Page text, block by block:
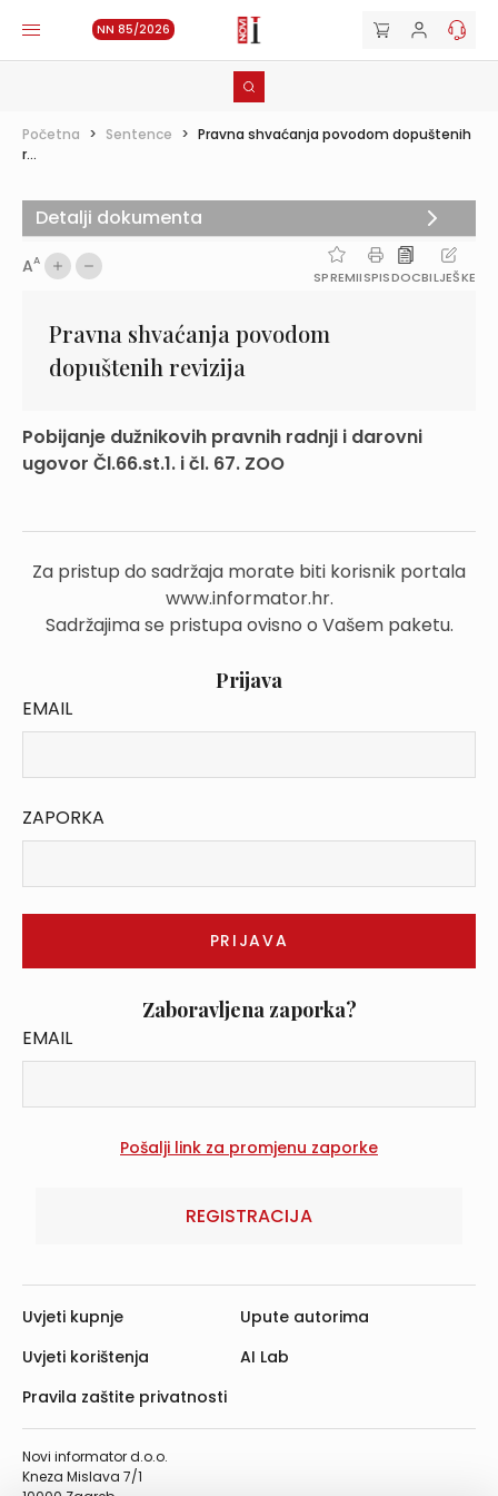
NN 85/2026
Početna > Sentence > Pravna shvaćanja povodom dopuštenih
r...
AA
SPREMIISPISDOCBILJEŠKE
Pravna shvaćanja povodom
dopuštenih revizija
Pobijanje dužnikovih pravnih radnji i darovni
ugovor Čl.66.st.1. i čl. 67. ZOO
Za pristup do sadržaja morate biti korisnik portala
www.informator.hr.
Sadržajima se pristupa ovisno o Vašem paketu.
Prijava
EMAIL
ZAPORKA
Zaboravljena zaporka?
EMAIL
REGISTRACIJA
Detalji dokumenta
Novi informator d.o.o.
Kneza Mislava 7/1
Uvjeti kupnje
Uvjeti korištenja
Pravila zaštite privatnosti
Upute autorima
AI Lab